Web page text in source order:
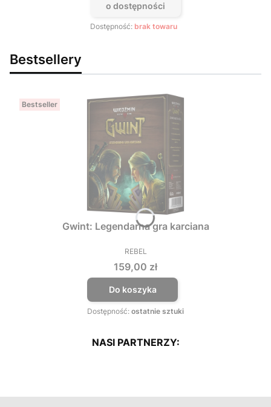
o dostępności
Dostępność: brak towaru
Bestsellery
Bestseller
Gwint: Legendarna gra karciana
PRODUCENT
REBEL
Cena
159,00 zł
Do koszyka
Dostępność: ostatnie sztuki
NASI PARTNERZY: